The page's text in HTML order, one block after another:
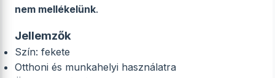
nem mellékelünk.
Jellemzők
Szín: fekete
Otthoni és munkahelyi használatra